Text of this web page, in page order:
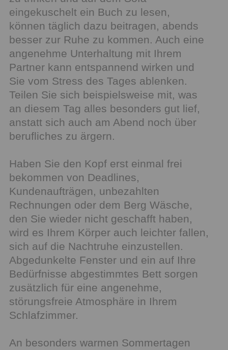
eingekuschelt ein Buch zu lesen,
können täglich dazu beitragen, abends
besser zur Ruhe zu kommen. Auch eine
angenehme Unterhaltung mit Ihrem
Partner kann entspannend wirken und
Sie vom Stress des Tages ablenken.
Teilen Sie sich beispielsweise mit, was
an diesem Tag alles besonders gut lief,
anstatt sich auch am Abend noch über
berufliches zu ärgern.
Haben Sie den Kopf erst einmal frei
bekommen von Deadlines,
Kundenaufträgen, unbezahlten
Rechnungen oder dem Berg Wäsche,
den Sie wieder nicht geschafft haben,
wird es Ihrem Körper auch leichter fallen,
sich auf die Nachtruhe einzustellen.
Abgedunkelte Fenster und ein auf Ihre
Bedürfnisse abgestimmtes Bett sorgen
zusätzlich für eine angenehme,
störungsfreie Atmosphäre in Ihrem
Schlafzimmer.
An besonders warmen Sommertagen